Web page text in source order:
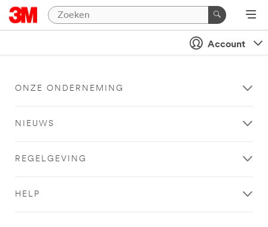
Account
ONZE ONDERNEMING
NIEUWS
REGELGEVING
HELP